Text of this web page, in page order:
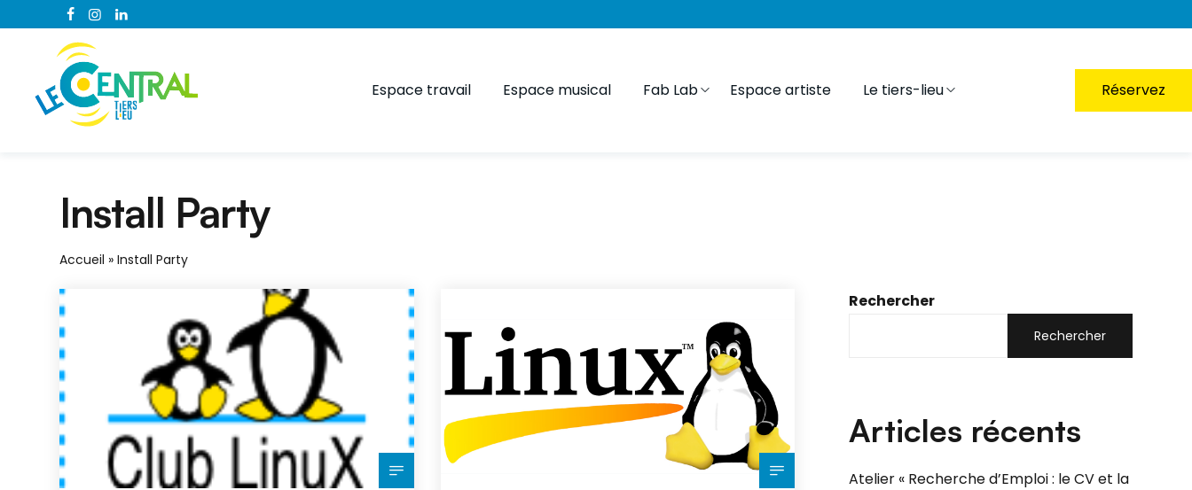
Espace travail Espace musical Fab Lab Espace artiste Le tiers-lieu Réservez
Install Party
Accueil »Install Party
Rechercher
Rechercher
Articles récents
Atelier « Recherche d’Emploi : le CV et la